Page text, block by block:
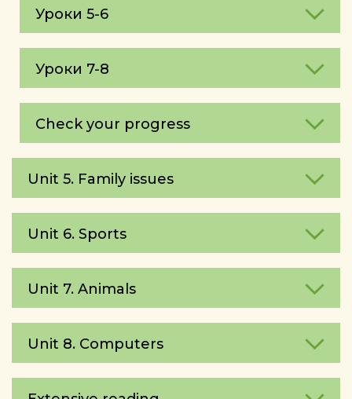
Уроки 5-6
Уроки 7-8
Check your progress
Unit 5. Family issues
Unit 6. Sports
Unit 7. Animals
Unit 8. Computers